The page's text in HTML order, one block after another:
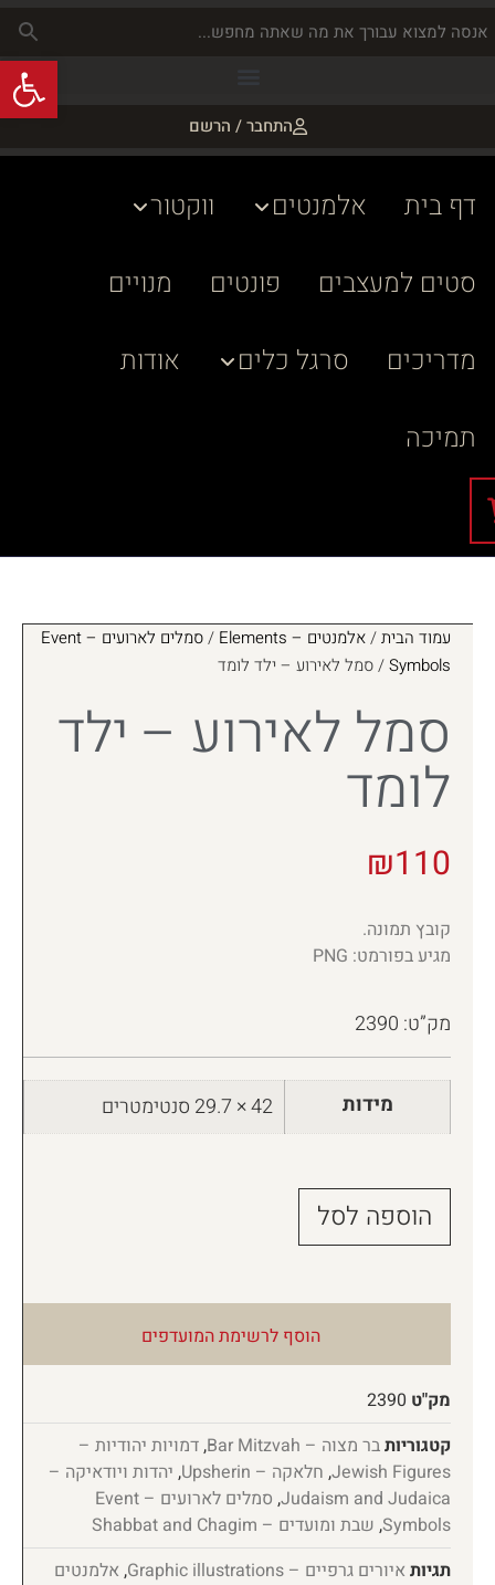
התחבר / הרשם
דף בית אלמנטים
ווקטור
סטים למעצבים
פונטים
מנויים
מדריכים
סרגל כלים
אודות
תמיכה
עמוד הבית/אלמנטים – Elements /
סמלים לארועים – Event
Symbols/ סמל לאירוע – ילד לומד
סמל לאירוע – ילד
לומד
₪110
קובץ תמונה.
מגיע בפורמט: PNG
מק”ט: 2390
מידות 42 × 29.7 סנטימטרים
הוספה לסל
הוסף לרשימת המועדפים
מק"ט 2390
קטגוריותבר מצוה – Bar Mitzvah ,דמויות יהודיות –
Jewish Figures
, חלאקה – Upsherin , יהדות ויודאיקה –
Judaism and Judaica
,
סמלים לארועים – Event
Symbols
, שבת ומועדים – Shabbat and Chagim
תגיות איורים גרפיים – Graphic illustrations , אלמנטים